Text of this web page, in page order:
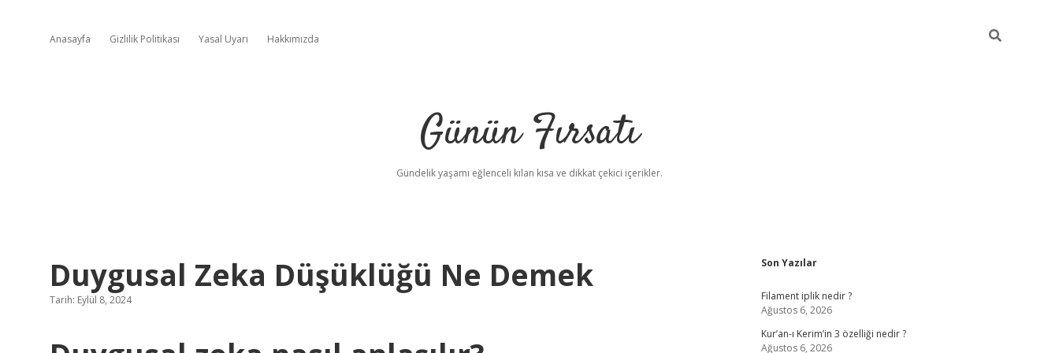
Anasayfa Gizlilik Politikası Yasal Uyarı Hakkımızda
Günün Fırsatı
Gündelik yaşamı eğlenceli kılan kısa ve dikkat çekici içerikler.
Duygusal Zeka Düşüklüğü Ne Demek
Tarih: Eylül 8, 2024
Sidebar
Son Yazılar
Filament iplik nedir ?
Ağustos 6, 2026
Kur’an-ı Kerim’in 3 özelliği nedir ?
Ağustos 6, 2026
betcivdcasino güncel giriş